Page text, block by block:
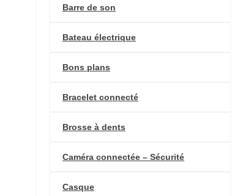
Barre de son
Bateau électrique
Bons plans
Bracelet connecté
Brosse à dents
Caméra connectée – Sécurité
Casque